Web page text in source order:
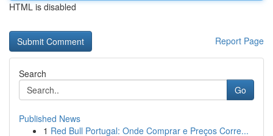
HTML is disabled
Report Page
Search
Go
Published News
1 Red Bull Portugal: Onde Comprar e Preços Corre...